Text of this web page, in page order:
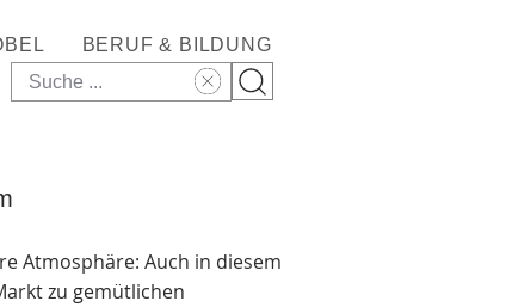
BERUF & BILDUNG
Atmosphäre: Auch in diesem
zu gemütlichen